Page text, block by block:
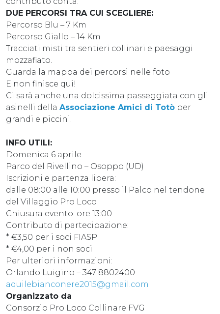
DUE PERCORSI TRA CUI SCEGLIERE:
Percorso Blu – 7 Km
Percorso Giallo – 14 Km
Tracciati misti tra sentieri collinari e paesaggi
mozzafiato.
Guarda la mappa dei percorsi nelle foto
E non finisce qui!
Ci sarà anche una dolcissima passeggiata con gli
asinelli della Associazione Amici di Totò per
grandi e piccini.
INFO UTILI:
Domenica 6 aprile
Parco del Rivellino – Osoppo (UD)
Iscrizioni e partenza libera:
dalle 08:00 alle 10:00 presso il Palco nel tendone
del Villaggio Pro Loco
Chiusura evento: ore 13:00
Contributo di partecipazione:
* €3,50 per i soci FIASP
* €4,00 per i non soci
Per ulteriori informazioni:
Orlando Luigino – 347 8802400
aquilebianconere2015@gmail.com
Organizzato da
Consorzio Pro Loco Collinare FVG